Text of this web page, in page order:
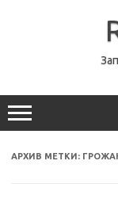
АРХИВ МЕТКИ: